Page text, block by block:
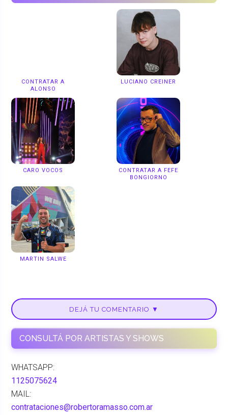
CONTRATAR A
ALONSO
LUCIANO CREINER
CARO VOCOS
CONTRATAR A FEFE
BONGIORNO
MARTIN SALWE
DEJÁ TU COMENTARIO ▼
CONSULTÁ POR ARTISTAS Y SHOWS
WHATSAPP:
1125075624
MAIL:
contrataciones@robertoramasso.com.ar